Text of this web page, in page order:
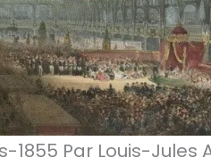
1855 Par Louis-Jules